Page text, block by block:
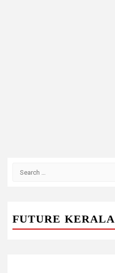
FUTURE KERALA